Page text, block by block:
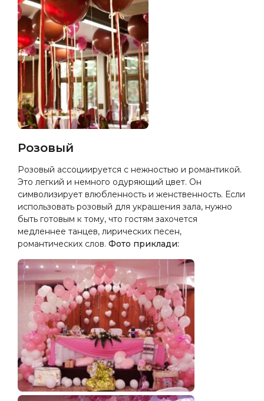
Розовый
Розовый ассоциируется с нежностью и романтикой.
Это легкий и немного одуряющий цвет. Он
символизирует влюбленность и женственность. Если
использовать розовый для украшения зала, нужно
быть готовым к тому, что гостям захочется
медленнее танцев, лирических песен,
романтических слов. Фото приклади: